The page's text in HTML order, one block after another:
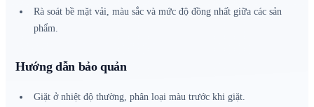
Rà soát bề mặt vải, màu sắc và mức độ đồng nhất giữa các sản
phẩm.
Hướng dẫn bảo quản
Giặt ở nhiệt độ thường, phân loại màu trước khi giặt.